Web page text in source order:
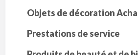
Objets de décoration
Prestations de service